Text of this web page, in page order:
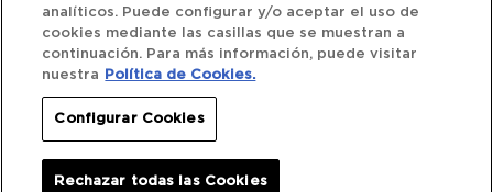
Siguenos
Redes Sociales
analíticos. Puede configurar y/o aceptar el uso de
cookies mediante las casillas que se muestran a
continuación. Para más información, puede visitar
nuestra
Política de Cookies.
Configurar Cookies
Rechazar todas las Cookies